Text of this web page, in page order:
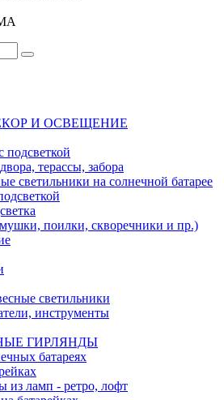
И ОСВЕЩЕНИЕ
терассы, забора
светильники на солнечной батарее
поилки, скворечники и пр.)
светильники
инструменты
ГИРЛЯНДЫ
батареях
из ламп - ретро, лофт